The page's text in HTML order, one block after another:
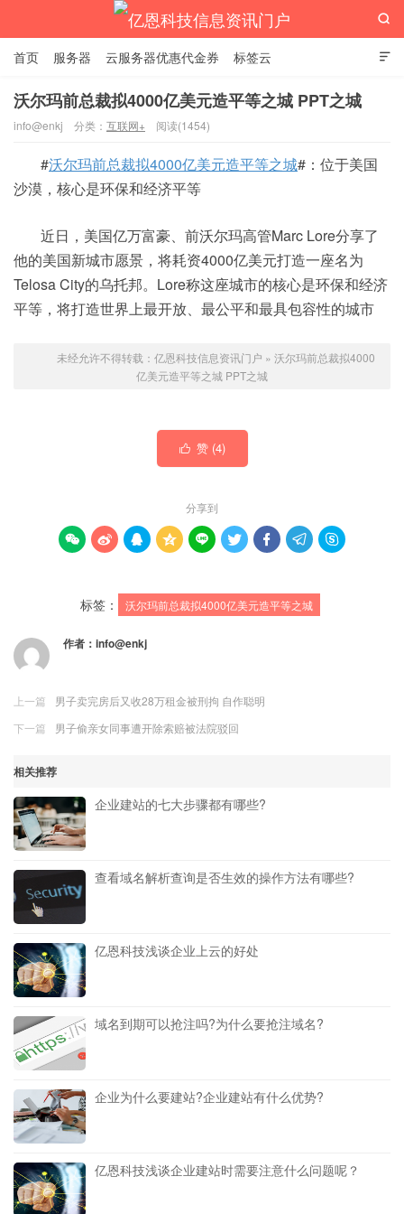

首页 服务器 云服务器优惠代金券 标签云

沃尔玛前总裁拟4000亿美元造平等之城 PPT之城
info@enkj 分类： 互联网+ 阅读(1454)
#沃尔玛前总裁拟4000亿美元造平等之城#：位于美国
沙漠，核心是环保和经济平等
近日，美国亿万富豪、前沃尔玛高管Marc Lore分享了
他的美国新城市愿景，将耗资4000亿美元打造一座名为
Telosa City的乌托邦。Lore称这座城市的核心是环保和经济
平等，将打造世界上最开放、最公平和最具包容性的城市
未经允许不得转载： 亿恩科技信息资讯门户 » 沃尔玛前总裁拟4000
亿美元造平等之城 PPT之城
 赞 (4)
分享到
        
标签： 沃尔玛前总裁拟4000亿美元造平等之城
作者： info@enkj
上一篇
男子卖完房后又收28万租金被刑拘 自作聪明
下一篇
男子偷亲女同事遭开除索赔被法院驳回
相关推荐
企业建站的七大步骤都有哪些?
查看域名解析查询是否生效的操作方法有哪些?
亿恩科技浅谈企业上云的好处
域名到期可以抢注吗?为什么要抢注域名?
企业为什么要建站?企业建站有什么优势?
亿恩科技浅谈企业建站时需要注意什么问题呢？